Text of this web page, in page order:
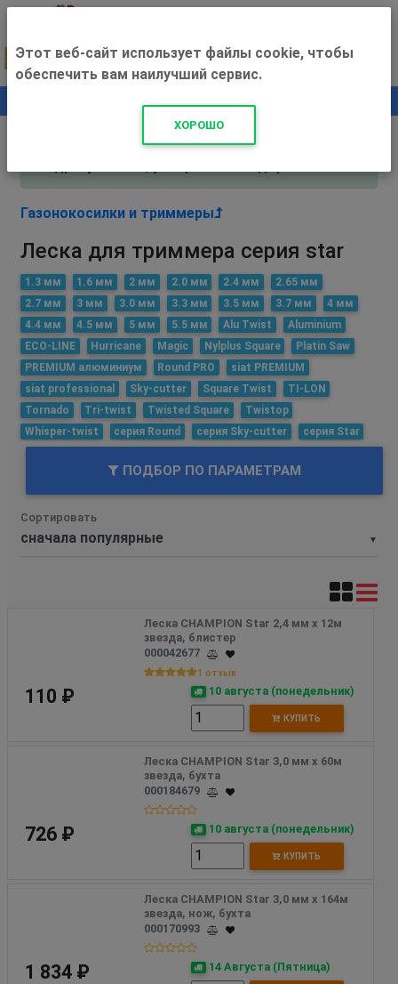
+500 ₽
Внимание! С 3 августа магазин работает по
Газонокосилки и триммеры
Леска для триммера серия star
1.3 мм 1.6 мм 2 мм 2.0 мм 2.4 мм
2.65 мм
2.7 мм
3 мм 3.0 мм 3.3 мм 3.5 мм 3.7 мм
4 мм
4.4 мм
4.5 мм 5 мм 5.5 мм Alu Twist
Aluminium
ECO-LINE
Hurricane Magic Nylplus Square
Platin Saw
PREMIUM алюминиум
Round PRO
siat PREMIUM
siat professional
Sky-cutter Square Twist
TI-LON
Tornado
Tri-twist Twisted Square
Twistop
Whisper-twist
серия Round серия Sky-cutter серия Star
ПОДБОР ПО ПАРАМЕТРАМ
▼
Сортировать
Леска CHAMPION Star 2,4 мм х 12м
звезда, блистер
000042677
1 отзыв
110 ₽ 10 августа (понедельник)
КУПИТЬ
Леска CHAMPION Star 3,0 мм х 60м
звезда, бухта
000184679
726 ₽ 10 августа (понедельник)
КУПИТЬ
Леска CHAMPION Star 3,0 мм х 164м
звезда, нож, бухта
000170993
1 834 ₽ 14 Августа (Пятница)
Этот веб-сайт использует файлы cookie, чтобы
обеспечить вам наилучший сервис.
ХОРОШО